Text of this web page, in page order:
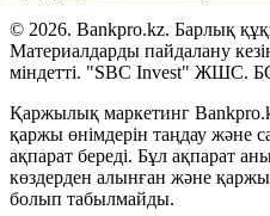
© 2026. Bankpro.kz. Барлық
Материалдарды пайдалану
міндетті. "SBC Invest" ЖШС.
Қаржылық маркетинг
қаржы өнімдерін таңдау және
ақпарат береді. Бұл ақпарат
көздерден алынған және
болып табылмайды.